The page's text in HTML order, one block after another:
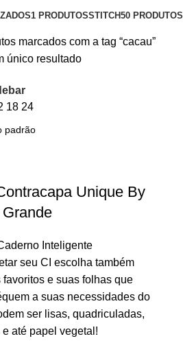
1 PRODUTOSSTITCH50 PRODUTOS
marcados com a tag “cacau”
único resultado
18 24
Unique By
Inteligente
seu CI escolha também
favoritos e suas folhas que
a suas necessidades do
ser lisas, quadriculadas,
até papel vegetal!